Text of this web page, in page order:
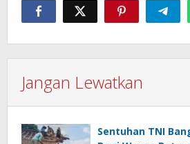
Jangan Lewatkan
Sentuhan TNI